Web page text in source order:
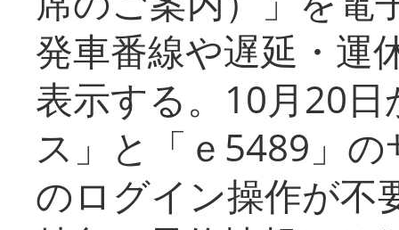
発車番線や遅延・運
表示する。10月20
ス」と「ｅ5489」
のログイン操作が不